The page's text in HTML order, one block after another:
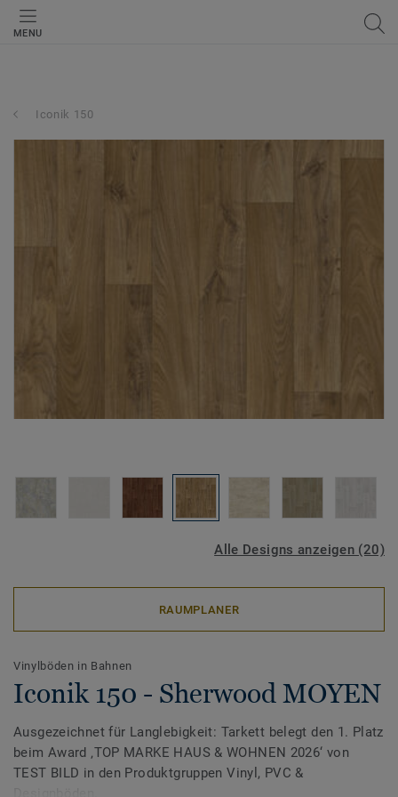
MENU
Iconik 150
Alle Designs anzeigen (20)
RAUMPLANER
Vinylböden in Bahnen
Iconik 150 - Sherwood MOYEN
Ausgezeichnet für Langlebigkeit: Tarkett belegt den 1. Platz
beim Award ‚TOP MARKE HAUS & WOHNEN 2026‘ von
TEST BILD in den Produktgruppen Vinyl, PVC &